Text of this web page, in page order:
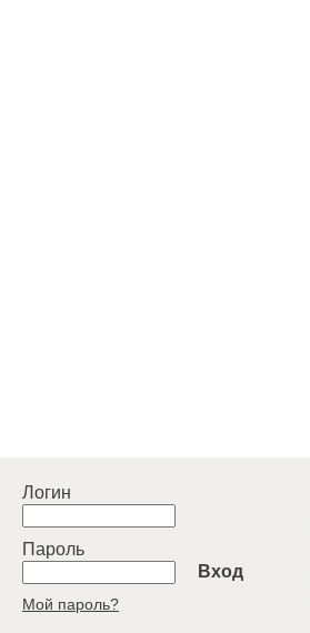
Логин
Пароль
Вход
Мой пароль?